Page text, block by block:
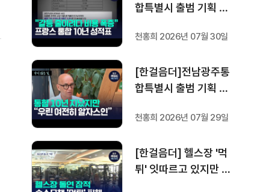
합특별시 출범 기획 보
프랑스 지역 통합 10년
천홍희 2026년 07월 30일
[한걸음더]전남광주통
합특별시 출범 기획 보
프랑스 통합 10년 지났
자스인"
천홍희 2026년 07월 29일
[한걸음더] 헬스장 '먹
튀' 잇따르고 있지만 …